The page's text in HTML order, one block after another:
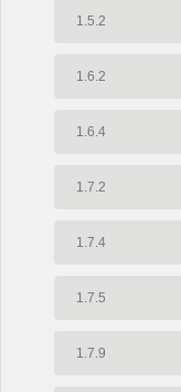
1.5.2
1.6.2
1.6.4
1.7.2
1.7.4
1.7.5
1.7.9